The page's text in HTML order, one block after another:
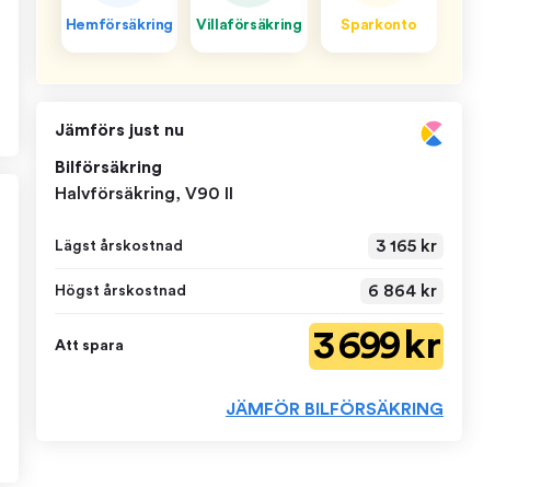
Hemförsäkring Villaförsäkring Sparkonto
Jämförs just nu
Bilförsäkring
Halvförsäkring, V90 II
Lägst årskostnad 3 165 kr
Högst årskostnad 6 864 kr
Att spara 3 699 kr
JÄMFÖR BILFÖRSÄKRING